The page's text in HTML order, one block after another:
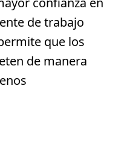
de trabajo
que los
de manera